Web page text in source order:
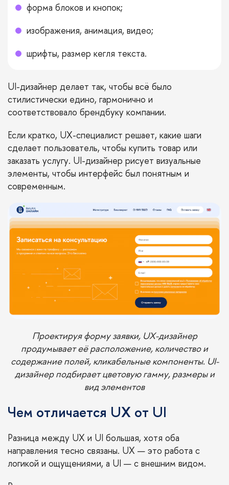
форма блоков и кнопок;
изображения, анимация, видео;
шрифты, размер кегля текста.
UI-дизайнер делает так, чтобы всё было
стилистически едино, гармонично и
соответствовало брендбуку компании.
Если кратко, UX-специалист решает, какие шаги
сделает пользователь, чтобы купить товар или
заказать услугу. UI-дизайнер рисует визуальные
элементы, чтобы интерфейс был понятным и
современным.
Проектируя форму заявки, UX-дизайнер
продумывает её расположение, количество и
содержание полей, кликабельные компоненты. UI-
дизайнер подбирает цветовую гамму, размеры и
вид элементов
Чем отличается UX от UI
Разница между UX и UI большая, хотя оба
направления тесно связаны. UX — это работа с
логикой и ощущениями, а UI — с внешним видом.